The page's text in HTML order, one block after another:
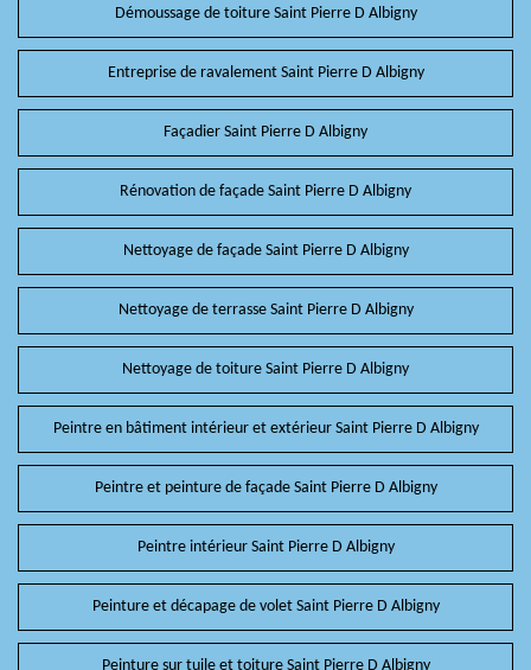
Démoussage de toiture Saint Pierre D Albigny
Entreprise de ravalement Saint Pierre D Albigny
Façadier Saint Pierre D Albigny
Rénovation de façade Saint Pierre D Albigny
Nettoyage de façade Saint Pierre D Albigny
Nettoyage de terrasse Saint Pierre D Albigny
Nettoyage de toiture Saint Pierre D Albigny
Peintre en bâtiment intérieur et extérieur Saint Pierre D Albigny
Peintre et peinture de façade Saint Pierre D Albigny
Peintre intérieur Saint Pierre D Albigny
Peinture et décapage de volet Saint Pierre D Albigny
Peinture sur tuile et toiture Saint Pierre D Albigny